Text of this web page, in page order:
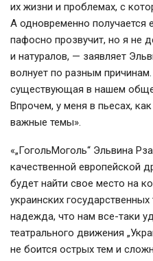
их жизни и проблемах, с
А одновременно получается
пафосно прозвучит, но я не
и натуралов, — заявляет
волнует по разным
существующая в нашем
Впрочем, у меня в пьесах,
важные темы».
«„ГогольМоголь“ Эльвина
качественной европейской
будет найти свое место на
украинских
надежда, что нам все-таки
театрального движения
не боится острых тем и